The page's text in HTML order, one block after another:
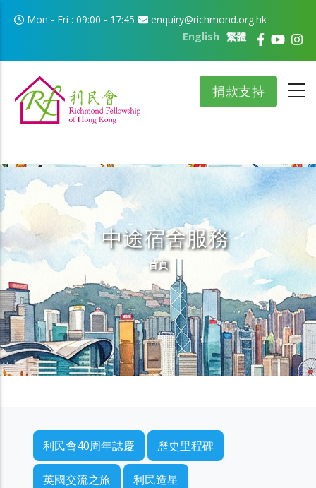
移至主內容
Mon - Fri : 09:00 - 17:45
enquiry@richmond.org.hk
繁體
English
捐款支持
中途宿舍服務
導航連結
首頁
利民會40周年誌慶選單
利民會40周年誌慶 歷史里程碑
英國交流之旅 利民造星